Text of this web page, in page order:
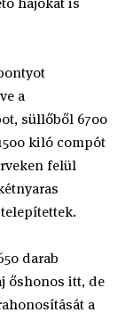
a
süllőből 6700
kiló compót
felül
darab
őshonos itt, de
a